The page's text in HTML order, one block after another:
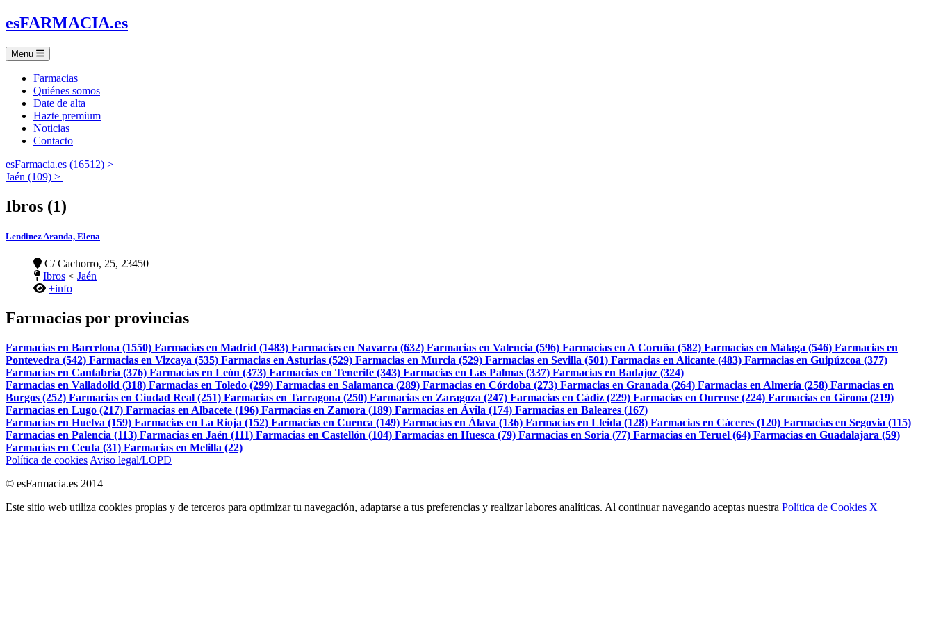
esFARMACIA.es
Menu
Farmacias
Quiénes somos
Date de alta
Hazte premium
Noticias
Contacto
esFarmacia.es (16512) >
Jaén (109) >
Ibros (1)
Lendinez Aranda, Elena
C/ Cachorro, 25, 23450
Ibros < Jaén
+info
Farmacias por provincias
Farmacias en Barcelona (1550) Farmacias en Madrid (1483) Farmacias en Navarra (632) Farmacias en Valencia (596) Farmacias en A Coruña (582) Farmacias en Málaga (546) Farmacias en
Pontevedra (542) Farmacias en Vizcaya (535) Farmacias en Asturias (529) Farmacias en Murcia (529) Farmacias en Sevilla (501) Farmacias en Alicante (483) Farmacias en Guipúzcoa (377)
Farmacias en Cantabria (376) Farmacias en León (373) Farmacias en Tenerife (343) Farmacias en Las Palmas (337) Farmacias en Badajoz (324)
Farmacias en Valladolid (318) Farmacias en Toledo (299) Farmacias en Salamanca (289) Farmacias en Córdoba (273) Farmacias en Granada (264) Farmacias en Almería (258) Farmacias en
Burgos (252) Farmacias en Ciudad Real (251) Farmacias en Tarragona (250) Farmacias en Zaragoza (247) Farmacias en Cádiz (229) Farmacias en Ourense (224) Farmacias en Girona (219)
Farmacias en Lugo (217) Farmacias en Albacete (196) Farmacias en Zamora (189) Farmacias en Ávila (174) Farmacias en Baleares (167)
Farmacias en Huelva (159) Farmacias en La Rioja (152) Farmacias en Cuenca (149) Farmacias en Álava (136) Farmacias en Lleida (128) Farmacias en Cáceres (120) Farmacias en Segovia (115)
Farmacias en Palencia (113) Farmacias en Jaén (111) Farmacias en Castellón (104) Farmacias en Huesca (79) Farmacias en Soria (77) Farmacias en Teruel (64) Farmacias en Guadalajara (59)
Farmacias en Ceuta (31) Farmacias en Melilla (22)
Política de cookies Aviso legal/LOPD
© esFarmacia.es 2014
Este sitio web utiliza cookies propias y de terceros para optimizar tu navegación, adaptarse a tus preferencias y realizar labores analíticas. Al continuar navegando aceptas nuestra Política de Cookies X